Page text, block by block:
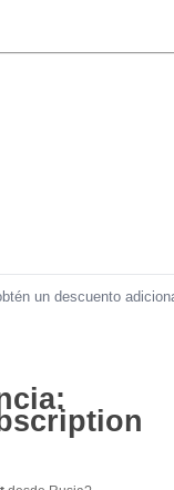
un descuento